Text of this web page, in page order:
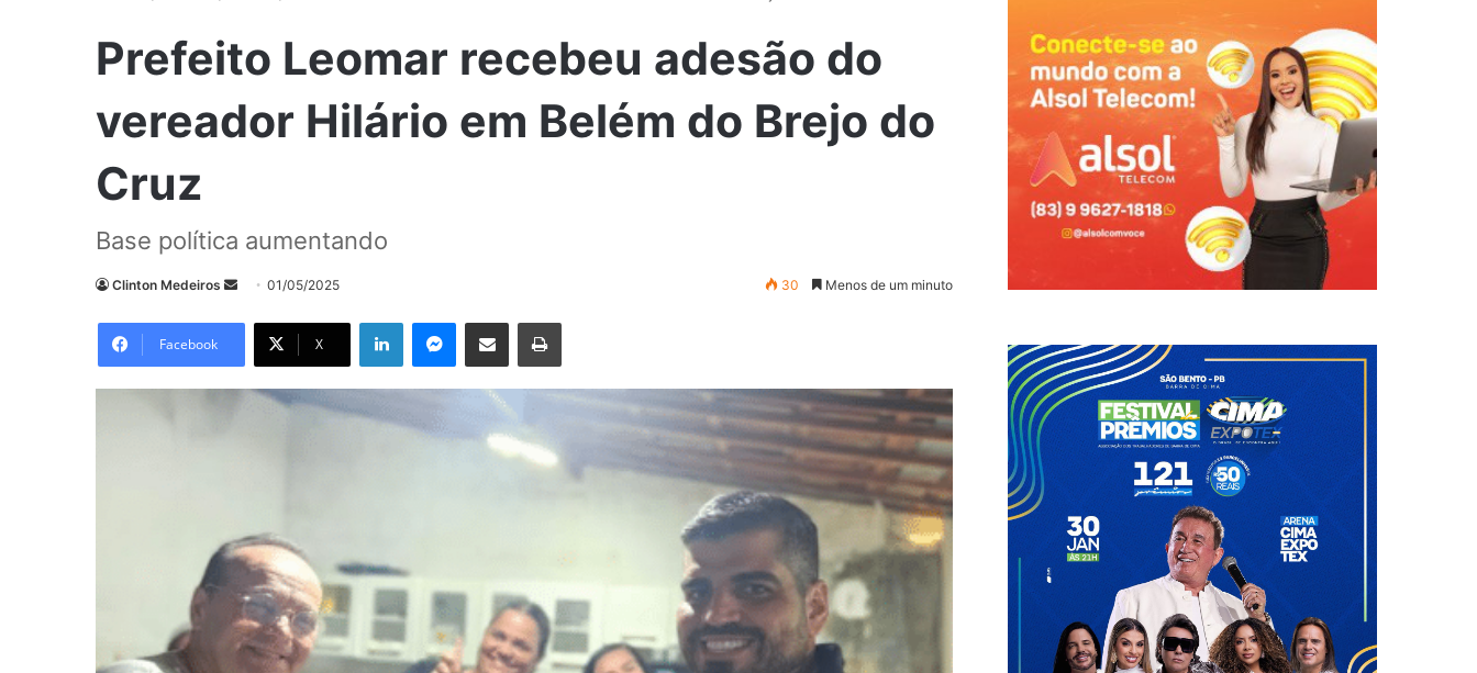
Prefeito Leomar recebeu adesão do
vereador Hilário em Belém do Brejo do
Cruz
Base política aumentando
Clinton Medeiros
Mande
mail
01/05/2025 30 Menos de um minuto
Facebook X
LinkedinMessenger
Compartilhar via e-mail Imprimir